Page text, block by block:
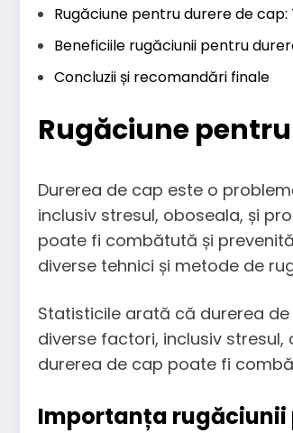
Rugăciune pentru durere de
Beneficiile rugăciunii pentru
Concluzii și recomandări finale
Rugăciune
Durerea de cap este o
inclusiv stresul, oboseala, și
poate fi combătută și
diverse tehnici și metode de
Statisticile arată că durerea
diverse factori, inclusiv
durerea de cap poate fi
Importanța rugăciunii